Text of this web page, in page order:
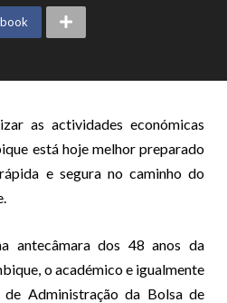
as actividades económicas
está hoje melhor preparado
e segura no caminho do
antecâmara dos 48 anos da
o académico e igualmente
de Administração da Bolsa de